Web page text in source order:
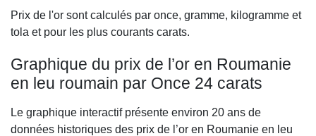
Prix de l'or sont calculés par once, gramme, kilogramme et
tola et pour les plus courants carats.
Graphique du prix de l’or en Roumanie
en leu roumain par Once 24 carats
Le graphique interactif présente environ 20 ans de
données historiques des prix de l’or en Roumanie en leu